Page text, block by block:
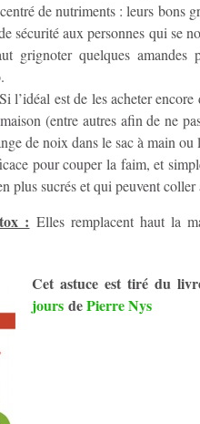
de nu­triments : leurs bons
sécurité aux personnes qui se
grignoter quelques amandes
Si l’idéal est de les acheter
(entre autres afin de ne
de noix dans le sac à main
pour couper la faim, et
plus sucrés et qui peuvent
: Elles remplacent haut la
Cet astuce est tiré du
jours dePierre Nys